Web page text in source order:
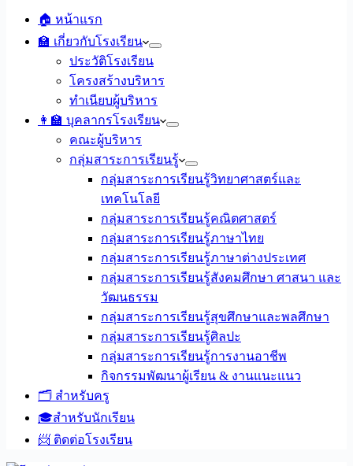
🏠 หน้าแรก
🏫 เกี่ยวกับโรงเรียน
ประวัติโรงเรียน
โครงสร้างบริหาร
ทำเนียบผู้บริหาร
👩‍🏫 บุคลากรโรงเรียน
คณะผู้บริหาร
กลุ่มสาระการเรียนรู้
กลุ่มสาระการเรียนรู้วิทยาศาสตร์และ
เทคโนโลยี
กลุ่มสาระการเรียนรู้คณิตศาสตร์
กลุ่มสาระการเรียนรู้ภาษาไทย
กลุ่มสาระการเรียนรู้ภาษาต่างประเทศ
กลุ่มสาระการเรียนรู้สังคมศึกษา ศาสนา และ
วัฒนธรรม
กลุ่มสาระการเรียนรู้สุขศึกษาและพลศึกษา
กลุ่มสาระการเรียนรู้ศิลปะ
กลุ่มสาระการเรียนรู้การงานอาชีพ
กิจกรรมพัฒนาผู้เรียน & งานแนะแนว
🗂️ สำหรับครู
🎓สำหรับนักเรียน
📨 ติดต่อโรงเรียน